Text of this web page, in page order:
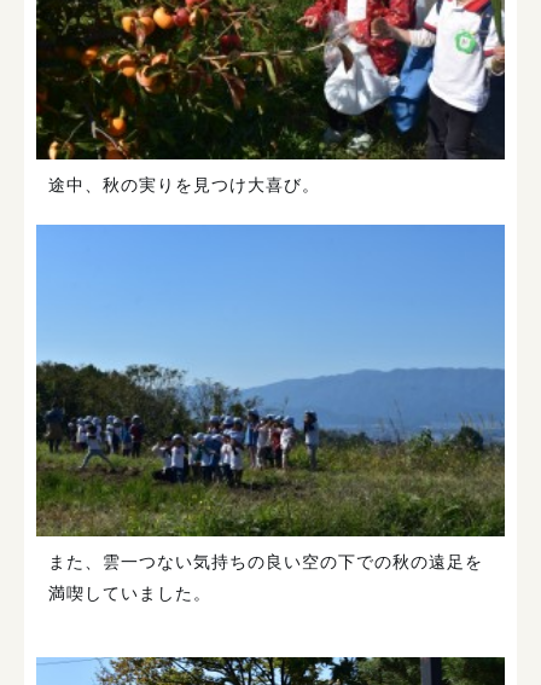
途中、秋の実りを見つけ大喜び。
また、雲一つない気持ちの良い空の下での秋の遠足を
満喫していました。